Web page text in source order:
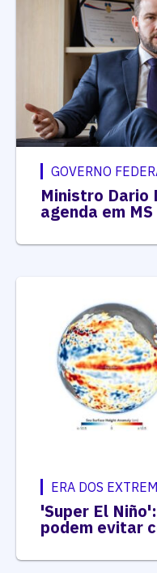
GOVERNO
Ministro Dario
agenda em MS
ERA DOS
'Super El
podem evitar